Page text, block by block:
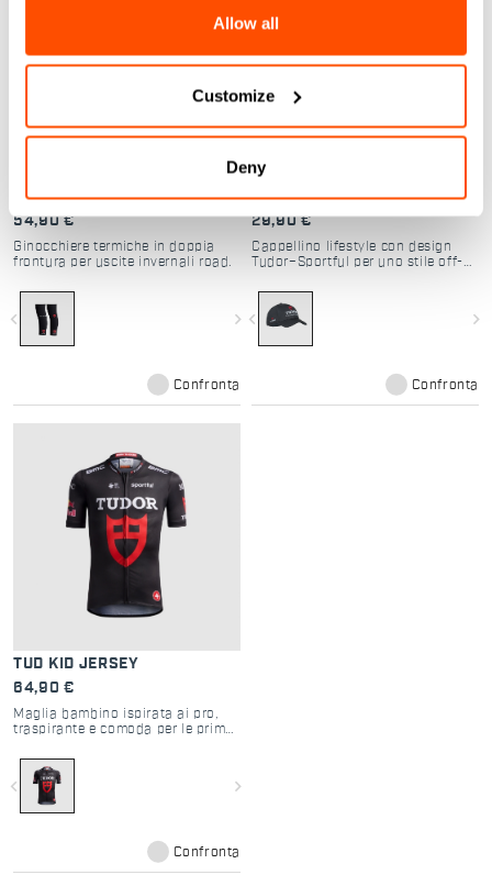
Allow all
Customize
Deny
TUD WINTER KNEEWARMERS
54,90 €
Ginocchiere termiche in doppia
frontura per uscite invernali road.
navigate_before navigate_next
Confronta
TUD PODIUM CAP
29,90 €
Cappellino lifestyle con design
Tudor–Sportful per uno stile off-
navigate_before navigate_next
Confronta
TUD KID JERSEY
64,90 €
Maglia bambino ispirata ai pro,
traspirante e comoda per le prime
navigate_before navigate_next
Confronta